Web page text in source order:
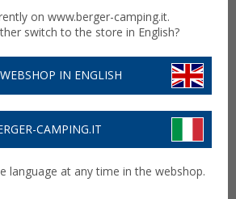
on www.berger-camping.it.
switch to the store in English?
IN ENGLISH
CAMPING.IT
language at any time in the webshop.